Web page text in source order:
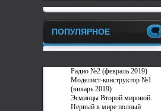
ПОПУЛЯРНОЕ
Радио №2 (февраль 2019)
Моделист-конструктор №1
(январь 2019)
Эсминцы Второй мировой.
Первый в мире полный